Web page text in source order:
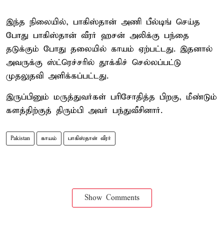
இந்த நிலையில், பாகிஸ்தான் அணி பீல்டிங் செய்த
போது பாகிஸ்தான் வீரர் ஹசன் அலிக்கு பந்தை
தடுக்கும் போது தலையில் காயம் ஏற்பட்டது. இதனால்
அவருக்கு ஸ்ட்ரெச்சரில் தூக்கிச் செல்லப்பட்டு
முதலுதவி அளிக்கப்பட்டது.
இருப்பினும் மருத்துவர்கள் பரிசோதித்த பிறகு, மீண்டும்
களத்திற்குத் திரும்பி அவர் பந்துவீசினார்.
Pakistan காயம் பாகிஸ்தான் வீரர்
Show Comments